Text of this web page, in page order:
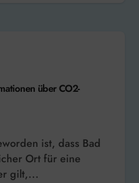
über CO2-
Ort für eine
gilt,...